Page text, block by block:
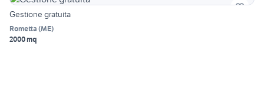
Gestione gratuita
Rometta (ME)
2000 mq